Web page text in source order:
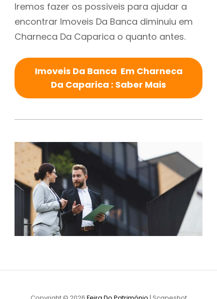
Iremos fazer os possiveis para ajudar a
encontrar Imoveis Da Banca diminuiu em
Charneca Da Caparica o quanto antes.
Imoveis Da Banca Em Charneca
Da Caparica : Saber Mais